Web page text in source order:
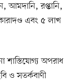
আমদানি, রপ্তানি,
এবং ৫ লাখ
শাস্তিযোগ্য অপরাধ
ও সতর্কবাণী